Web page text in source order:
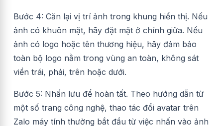
Bước 4: Căn lại vị trí ảnh trong khung hiển thị. Nếu
ảnh có khuôn mặt, hãy đặt mặt ở chính giữa. Nếu
ảnh có logo hoặc tên thương hiệu, hãy đảm bảo
toàn bộ logo nằm trong vùng an toàn, không sát
viền trái, phải, trên hoặc dưới.
Bước 5: Nhấn lưu để hoàn tất. Theo hướng dẫn từ
một số trang công nghệ, thao tác đổi avatar trên
Zalo máy tính thường bắt đầu từ việc nhấn vào ảnh